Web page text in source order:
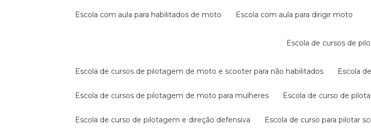
escola com aula para habilitados de moto escola com aula para dirigir moto
escola de cursos de
escola de cursos de pilotagem de moto e scooter para não habilitados escola
escola de cursos de pilotagem de moto para mulheres escola de curso de
escola de curso de pilotagem e direção defensiva escola de curso para pilotar